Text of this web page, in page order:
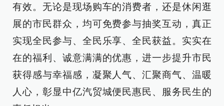
有效。无论是现场购车的消费者，还是休闲逛
展的市民群众，均可免费参与抽奖互动，真正
实现全民参与、全民乐享、全民获益。实实在
在的福利、诚意满满的优惠，进一步提升市民
获得感与幸福感，凝聚人气、汇聚商气、温暖
人心，彰显中亿汽贸城便民惠民、服务民生的